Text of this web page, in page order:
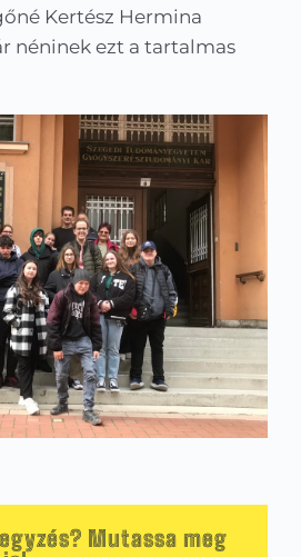
Kertész Hermina
néninek ezt a tartalmas
Mutassa meg